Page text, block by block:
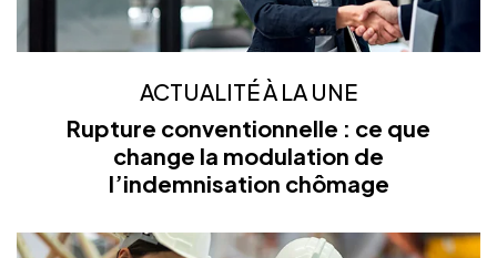
ACTUALITÉ À LA UNE
Rupture conventionnelle : ce que
change la modulation de
l’indemnisation chômage